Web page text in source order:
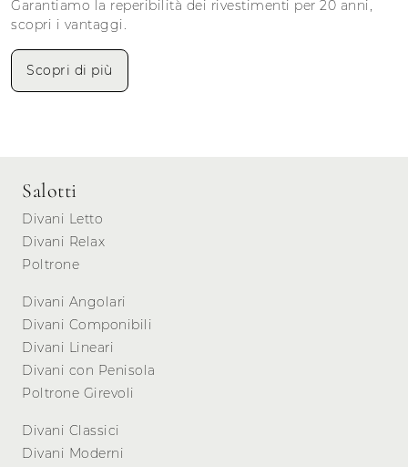
Garantiamo la reperibilità dei rivestimenti per 20 anni,
scopri i vantaggi.
Scopri di più
Salotti
Divani Letto
Divani Relax
Poltrone
Divani Angolari
Divani Componibili
Divani Lineari
Divani con Penisola
Poltrone Girevoli
Divani Classici
Divani Moderni